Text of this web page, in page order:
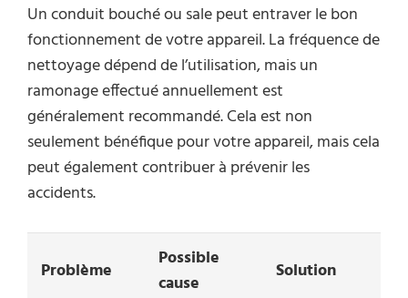
Un conduit bouché ou sale peut entraver le bon
fonctionnement de votre appareil. La fréquence de
nettoyage dépend de l’utilisation, mais un
ramonage effectué annuellement est
généralement recommandé. Cela est non
seulement bénéfique pour votre appareil, mais cela
peut également contribuer à prévenir les
accidents.
Problème
Possible
cause
Solution